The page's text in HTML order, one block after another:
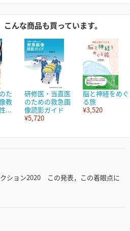
んな商品も買っています。
た
教
...
研修医・当直医
のための救急画
像読影ガイド
¥5,720
脳と神経をめぐ
る旅
¥3,520
クション2020 この発表，この着眼点に